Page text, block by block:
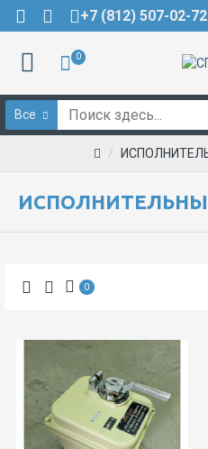
+7 (812) 507-02-72
0
Все
0